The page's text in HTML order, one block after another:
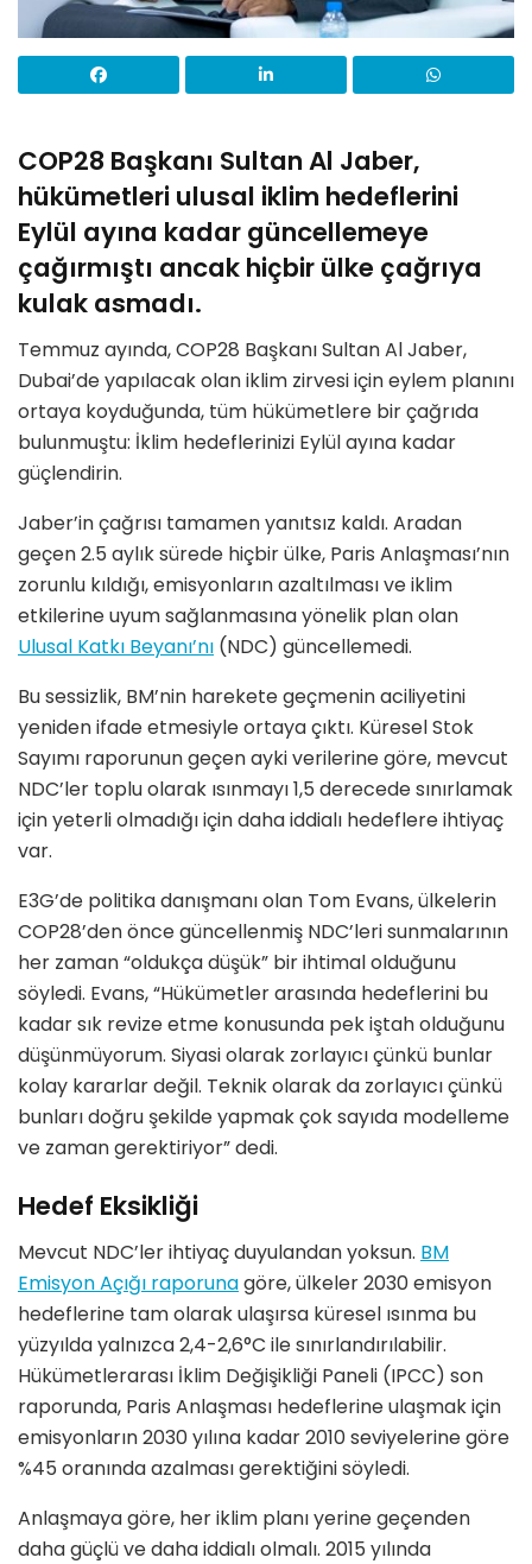
COP28 Başkanı Sultan Al Jaber,
hükümetleri ulusal iklim hedeflerini
Eylül ayına kadar güncellemeye
çağırmıştı ancak hiçbir ülke çağrıya
kulak asmadı.
Temmuz ayında, COP28 Başkanı Sultan Al Jaber,
Dubai’de yapılacak olan iklim zirvesi için eylem planını
ortaya koyduğunda, tüm hükümetlere bir çağrıda
bulunmuştu: İklim hedeflerinizi Eylül ayına kadar
güçlendirin.
Jaber’in çağrısı tamamen yanıtsız kaldı. Aradan
geçen 2.5 aylık sürede hiçbir ülke, Paris Anlaşması’nın
zorunlu kıldığı, emisyonların azaltılması ve iklim
etkilerine uyum sağlanmasına yönelik plan olan
Ulusal Katkı Beyanı’nı (NDC) güncellemedi.
Bu sessizlik, BM’nin harekete geçmenin aciliyetini
yeniden ifade etmesiyle ortaya çıktı. Küresel Stok
Sayımı raporunun geçen ayki verilerine göre, mevcut
NDC’ler toplu olarak ısınmayı 1,5 derecede sınırlamak
için yeterli olmadığı için daha iddialı hedeflere ihtiyaç
var.
E3G’de politika danışmanı olan Tom Evans, ülkelerin
COP28’den önce güncellenmiş NDC’leri sunmalarının
her zaman “oldukça düşük” bir ihtimal olduğunu
söyledi. Evans, “Hükümetler arasında hedeflerini bu
kadar sık ​​revize etme konusunda pek iştah olduğunu
düşünmüyorum. Siyasi olarak zorlayıcı çünkü bunlar
kolay kararlar değil. Teknik olarak da zorlayıcı çünkü
bunları doğru şekilde yapmak çok sayıda modelleme
ve zaman gerektiriyor” dedi.
Hedef Eksikliği
Mevcut NDC’ler ihtiyaç duyulandan yoksun. BM
Emisyon Açığı raporunagöre, ülkeler 2030 emisyon
hedeflerine tam olarak ulaşırsa küresel ısınma bu
yüzyılda yalnızca 2,4-2,6°C ile sınırlandırılabilir.
Hükümetlerarası İklim Değişikliği Paneli (IPCC) son
raporunda, Paris Anlaşması hedeflerine ulaşmak için
emisyonların 2030 yılına kadar 2010 seviyelerine göre
%45 oranında azalması gerektiğini söyledi.
Anlaşmaya göre, her iklim planı yerine geçenden
daha güçlü ve daha iddialı olmalı. 2015 yılında